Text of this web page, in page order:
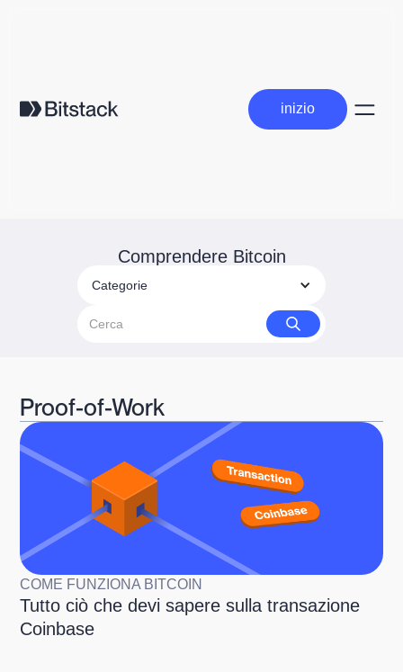
inizio
inizio
Comprendere Bitcoin
Categorie
Proof-of-Work
COME FUNZIONA BITCOIN
Tutto ciò che devi sapere sulla transazione
Coinbase